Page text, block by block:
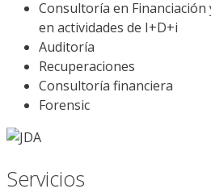
Consultoría en Financiación
en actividades de I+D+i
Auditoría
Recuperaciones
Consultoría financiera
Forensic
Servicios